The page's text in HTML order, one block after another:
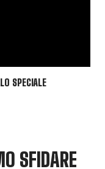
SPECIALE
SFIDARE